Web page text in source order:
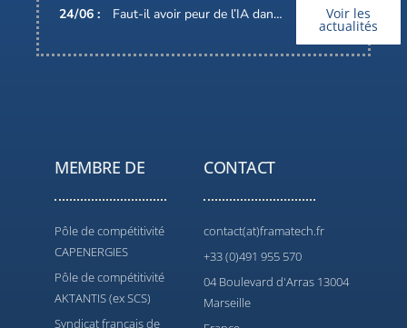
24/06 : Faut-il avoir peur de l’IA dans nos métiers ? Voir les
actualités
MEMBRE DE
Pôle de compétitivité
CAPENERGIES
Pôle de compétitivité
AKTANTIS (ex SCS)
Syndicat français de
CONTACT
contact(at)framatech.fr
+33 (0)491 955 570
04 Boulevard d'Arras 13004
Marseille